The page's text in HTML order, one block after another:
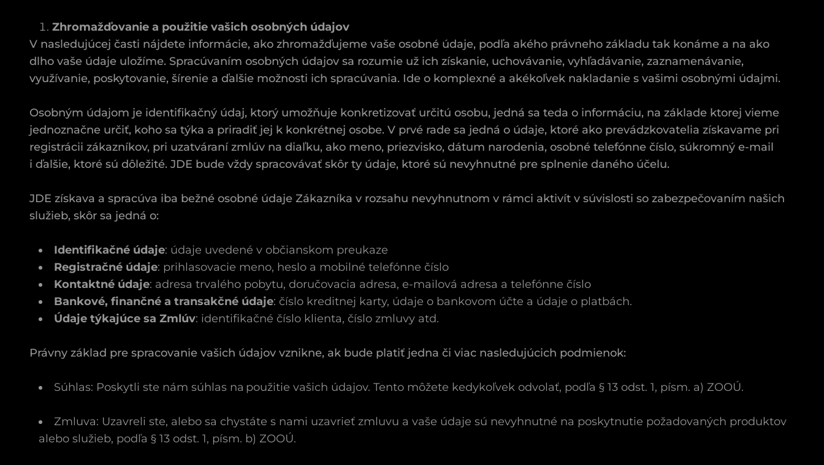
Zhromažďovanie a použitie vašich osobných údajov
V nasledujúcej časti nájdete informácie, ako zhromažďujeme vaše osobné údaje, podľa akého právneho základu tak konáme a na ako
dlho vaše údaje uložíme. Spracúvaním osobných údajov sa rozumie už ich získanie, uchovávanie, vyhľadávanie, zaznamenávanie,
využívanie, poskytovanie, šírenie a ďalšie možnosti ich spracúvania. Ide o komplexné a akékoľvek nakladanie s vašimi osobnými údajmi.
Osobným údajom je identifikačný údaj, ktorý umožňuje konkretizovať určitú osobu, jedná sa teda o informáciu, na základe ktorej vieme
jednoznačne určiť, koho sa týka a priradiť jej k konkrétnej osobe. V prvé rade sa jedná o údaje, ktoré ako prevádzkovatelia získavame pri
registrácii zákazníkov, pri uzatváraní zmlúv na diaľku, ako meno, priezvisko, dátum narodenia, osobné telefónne číslo, súkromný e-mail
i ďalšie, ktoré sú dôležité. JDE bude vždy spracovávať skôr ty údaje, ktoré sú nevyhnutné pre splnenie daného účelu.
JDE získava a spracúva iba bežné osobné údaje Zákazníka v rozsahu nevyhnutnom v rámci aktivít v súvislosti so zabezpečovaním našich
služieb, skôr sa jedná o:
Identifikačné údaje: údaje uvedené v občianskom preukaze
Registračné údaje: prihlasovacie meno, heslo a mobilné telefónne číslo
Kontaktné údaje: adresa trvalého pobytu, doručovacia adresa, e-mailová adresa a telefónne číslo
Bankové, finančné a transakčné údaje: číslo kreditnej karty, údaje o bankovom účte a údaje o platbách.
Údaje týkajúce sa Zmlúv: identifikačné číslo klienta, číslo zmluvy atd.
Právny základ pre spracovanie vašich údajov vznikne, ak bude platiť jedna či viac nasledujúcich podmienok:
Súhlas: Poskytli ste nám súhlas na použitie vašich údajov. Tento môžete kedykoľvek odvolať, podľa § 13 odst. 1, písm. a) ZOOÚ.
Zmluva: Uzavreli ste, alebo sa chystáte s nami uzavrieť zmluvu a vaše údaje sú nevyhnutné na poskytnutie požadovaných produktov
alebo služieb, podľa § 13 odst. 1, písm. b) ZOOÚ.